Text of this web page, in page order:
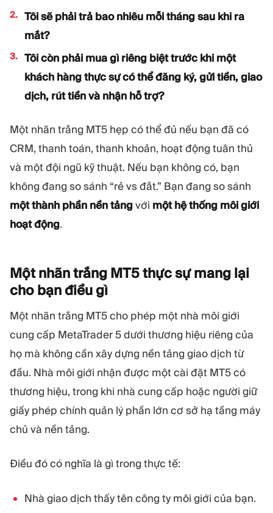
Tôi sẽ phải trả bao nhiêu mỗi tháng sau khi ra
mắt?
Tôi còn phải mua gì riêng biệt trước khi một
khách hàng thực sự có thể đăng ký, gửi tiền, giao
dịch, rút tiền và nhận hỗ trợ?
Một nhãn trắng MT5 hẹp có thể đủ nếu bạn đã có
CRM, thanh toán, thanh khoản, hoạt động tuân thủ
và một đội ngũ kỹ thuật. Nếu bạn không có, bạn
không đang so sánh “rẻ vs đắt.” Bạn đang so sánh
một thành phần nền tảngvới một hệ thống môi giới
hoạt động.
Một nhãn trắng MT5 thực sự mang lại
cho bạn điều gì
Một nhãn trắng MT5 cho phép một nhà môi giới
cung cấp MetaTrader 5 dưới thương hiệu riêng của
họ mà không cần xây dựng nền tảng giao dịch từ
đầu. Nhà môi giới nhận được một cài đặt MT5 có
thương hiệu, trong khi nhà cung cấp hoặc người giữ
giấy phép chính quản lý phần lớn cơ sở hạ tầng máy
chủ và nền tảng.
Điều đó có nghĩa là gì trong thực tế:
Nhà giao dịch thấy tên công ty môi giới của bạn.